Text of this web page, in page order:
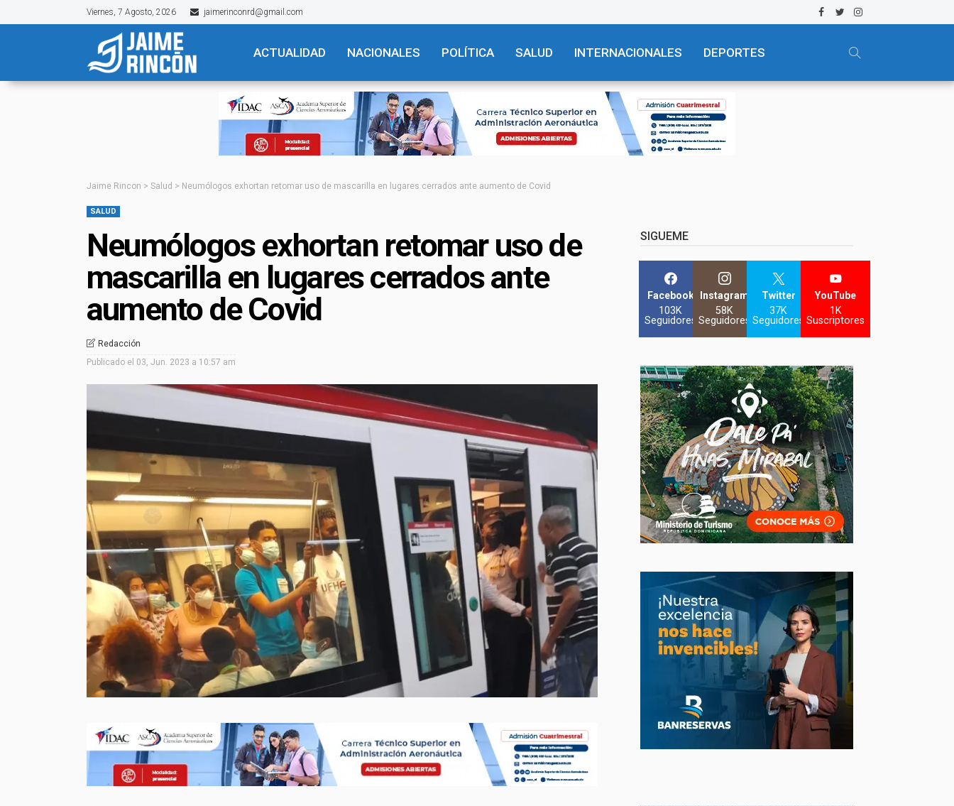
Viernes, 7 Agosto, 2026 jaimerinconrd@gmail.com
ACTUALIDAD NACIONALES POLÍTICA SALUD INTERNACIONALES DEPORTES
Jaime Rincon > Salud > Neumólogos exhortan retomar uso de mascarilla en lugares cerrados ante aumento de Covid
SALUD
Neumólogos exhortan retomar uso de
mascarilla en lugares cerrados ante
aumento de Covid
Redacción
Publicado el 03, Jun. 2023 a 10:57 am
SIGUEME
Facebook
103K
Seguidores
Instagram
58K
Seguidores
Twitter
37K
Seguidores
YouTube
1K
Suscriptores